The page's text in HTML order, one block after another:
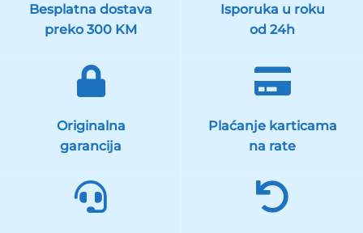
Besplatna dostava
preko 300 KM
Isporuka u roku
od 24h
Originalna
garancija
Plaćanje karticama
na rate